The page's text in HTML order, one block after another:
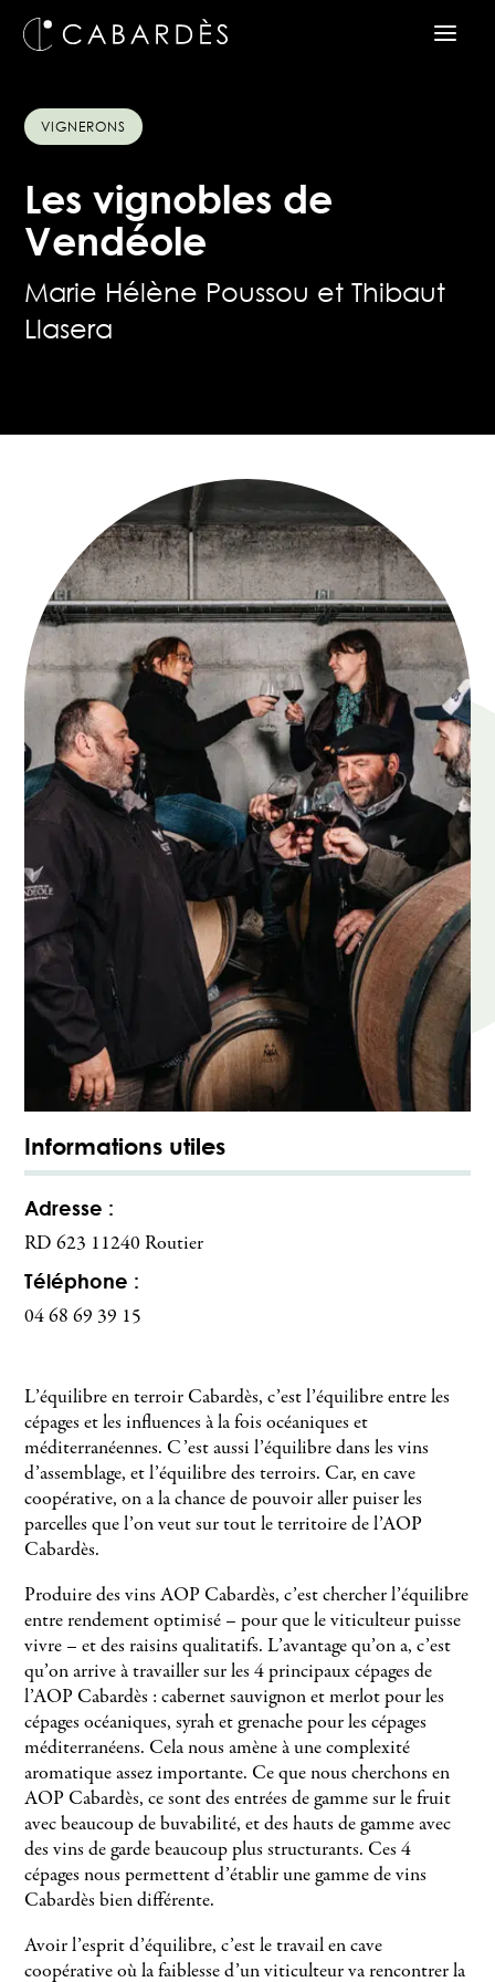
VIGNERONS
Les vignobles de
Vendéole
Marie Hélène Poussou et Thibaut
Llasera
Informations utiles
Adresse :
RD 623 11240 Routier
Téléphone :
04 68 69 39 15
L’équilibre en terroir Cabardès, c’est l’équilibre entre les
cépages et les influences à la fois océaniques et
méditerranéennes. C’est aussi l’équilibre dans les vins
d’assemblage, et l’équilibre des terroirs. Car, en cave
coopérative, on a la chance de pouvoir aller puiser les
parcelles que l’on veut sur tout le territoire de l’AOP
Cabardès.
Produire des vins AOP Cabardès, c’est chercher l’équilibre
entre rendement optimisé – pour que le viticulteur puisse
vivre – et des raisins qualitatifs. L’avantage qu’on a, c’est
qu’on arrive à travailler sur les 4 principaux cépages de
l’AOP Cabardès : cabernet sauvignon et merlot pour les
cépages océaniques, syrah et grenache pour les cépages
méditerranéens. Cela nous amène à une complexité
aromatique assez importante. Ce que nous cherchons en
AOP Cabardès, ce sont des entrées de gamme sur le fruit
avec beaucoup de buvabilité, et des hauts de gamme avec
des vins de garde beaucoup plus structurants. Ces 4
cépages nous permettent d’établir une gamme de vins
Cabardès bien différente.
Avoir l’esprit d’équilibre, c’est le travail en cave
coopérative où la faiblesse d’un viticulteur va rencontrer la